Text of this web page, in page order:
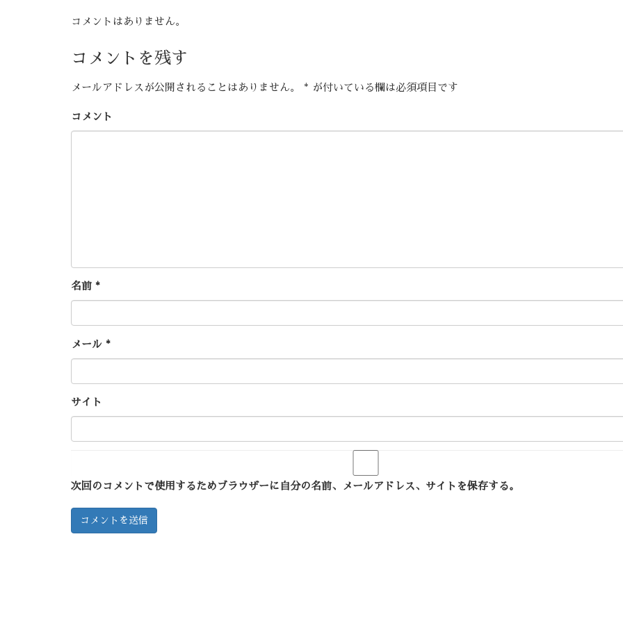
コメントはありません。
コメントを残す
メールアドレスが公開されることはありません。 * が付いている欄は必須項目です
コメント
名前 *
メール *
サイト
次回のコメントで使用するためブラウザーに自分の名前、メールアドレス、サイトを保存する。